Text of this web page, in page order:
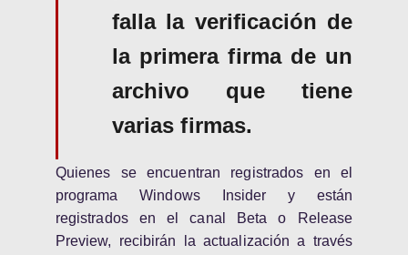
falla la verificación de
la primera firma de un
archivo que tiene
varias firmas.
Quienes se encuentran registrados en el
programa Windows Insider y están
registrados en el canal Beta o Release
Preview, recibirán la actualización a través